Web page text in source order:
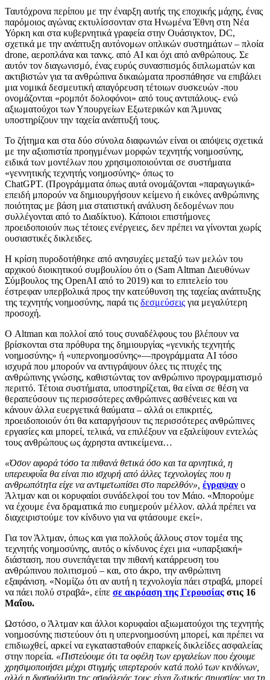
Ταυτόχρονα περίπου με την έναρξη αυτής της εποχικής μάχης, ένας
παρόμοιος αγώνας εκτυλίσσονταν στα Ηνωμένα Έθνη στη Νέα
Υόρκη και στα κυβερνητικά γραφεία στην Ουάσιγκτον, DC,
σχετικά με την ανάπτυξη αυτόνομων οπλικών συστημάτων – πλοία
drone, αεροπλάνα και τανκς. από AI και όχι από ανθρώπους. Σε
αυτόν τον διαγωνισμό, ένας ευρύς συνασπισμός διπλωματών και
ακτιβιστών για τα ανθρώπινα δικαιώματα προσπάθησε να επιβάλει
μια νομικά δεσμευτική απαγόρευση τέτοιων συσκευών -που
ονομάζονται «ρομπότ δολοφόνοι» από τους αντιπάλους- ενώ
αξιωματούχοι των Υπουργείων Εξωτερικών και Άμυνας
υποστηρίζουν την ταχεία ανάπτυξή τους.
Το ζήτημα και στα δύο σύνολα διαφωνιών είναι οι απόψεις σχετικά
με την αξιοπιστία προηγμένων μορφών τεχνητής νοημοσύνης,
ειδικά των μοντέλων που χρησιμοποιούνται σε συστήματα
«γεννητικής τεχνητής νοημοσύνης» όπως το
ChatGPT. (Προγράμματα όπως αυτά ονομάζονται «παραγωγικά»
επειδή μπορούν να δημιουργήσουν κείμενο ή εικόνες ανθρώπινης
ποιότητας με βάση μια στατιστική ανάλυση δεδομένων που
συλλέγονται από το Διαδίκτυο). Κάποιοι επιστήμονες
προειδοποιούν πως τέτοιες ενέργειες, δεν πρέπει να γίνονται χωρίς
ουσιαστικές δικλειδες.
Η κρίση πυροδοτήθηκε από ανησυχίες μεταξύ των μελών του
αρχικού διοικητικού συμβουλίου ότι ο (Sam Altman Διευθύνων
Σύμβουλος της OpenAI από το 2019) και το επιτελείο του
έστρεφαν υπερβολικά προς την κατεύθυνση της ταχείας ανάπτυξης
της τεχνητής νοημοσύνης, παρά τις δεσμεύσεις για μεγαλύτερη
προσοχή.
Ο Altman και πολλοί από τους συναδέλφους του βλέπουν να
βρίσκονται στα πρόθυρα της δημιουργίας «γενικής τεχνητής
νοημοσύνης» ή «υπερνοημοσύνης»—προγράμματα AI τόσο
ισχυρά που μπορούν να αντιγράψουν όλες τις πτυχές της
ανθρώπινης γνώσης, καθιστώντας τον ανθρώπινο προγραμματισμό
περιττό. Τέτοια συστήματα, υποστηρίζεται, θα είναι σε θέση να
θεραπεύσουν τις περισσότερες ανθρώπινες ασθένειες και να
κάνουν άλλα ευεργετικά θαύματα – αλλά οι επικριτές,
προειδοποιούν ότι θα καταργήσουν τις περισσότερες ανθρώπινες
εργασίες και μπορεί, τελικά, να επιλέξουν να εξαλείψουν εντελώς
τους ανθρώπους ως άχρηστα αντικείμενα…
«Όσον αφορά τόσο τα πιθανά θετικά όσο και τα αρνητικά, η
υπερευφυΐα θα είναι πιο ισχυρή από άλλες τεχνολογίες που η
ανθρωπότητα είχε να αντιμετωπίσει στο παρελθόν», έγραψαν ο
Άλτμαν και οι κορυφαίοι συνάδελφοί του τον Μάιο. «Μπορούμε
να έχουμε ένα δραματικά πιο ευημερούν μέλλον. αλλά πρέπει να
διαχειριστούμε τον κίνδυνο για να φτάσουμε εκεί».
Για τον Άλτμαν, όπως και για πολλούς άλλους στον τομέα της
τεχνητής νοημοσύνης, αυτός ο κίνδυνος έχει μια «υπαρξιακή»
διάσταση, που συνεπάγεται την πιθανή κατάρρευση του
ανθρώπινου πολιτισμού – και, στο άκρο, την ανθρώπινη
εξαφάνιση. «Νομίζω ότι αν αυτή η τεχνολογία πάει στραβά, μπορεί
να πάει πολύ στραβά», είπε σε ακρόαση της Γερουσίας στις 16
Μαΐου.
Ωστόσο, ο Άλτμαν και άλλοι κορυφαίοι αξιωματούχοι της τεχνητής
νοημοσύνης πιστεύουν ότι η υπερνοημοσύνη μπορεί, και πρέπει να
επιδιωχθεί, αρκεί να εγκατασταθούν επαρκείς δικλείδες ασφαλείας
στην πορεία. «Πιστεύουμε ότι τα οφέλη των εργαλείων που έχουμε
χρησιμοποιήσει μέχρι στιγμής υπερτερούν κατά πολύ των κινδύνων,
αλλά η διασφάλιση της ασφάλειάς τους είναι ζωτικής σημασίας για τη